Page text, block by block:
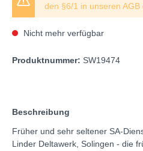
den §6/1 in unseren AGB
Nicht mehr verfügbar
Produktnummer: SW19474
Beschreibung
Früher und sehr seltener SA-
Linder Deltawerk, Solingen - die